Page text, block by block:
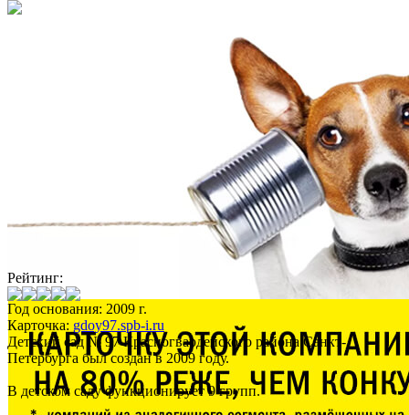
Рейтинг:
Год основания: 2009 г.
Карточка: gdoy97.spb-i.ru
Детский сад № 97 Красногвардейского района Санкт-
Петербурга был создан в 2009 году.
В детском саду функционирует 9 групп.